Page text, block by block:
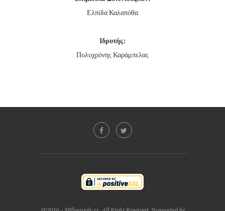
Ελπίδα Καλαπόθα
Ιδρυτής:
Πολυχρόνης Καράμπελας